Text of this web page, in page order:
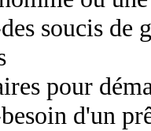
soucis de
pour
d'un